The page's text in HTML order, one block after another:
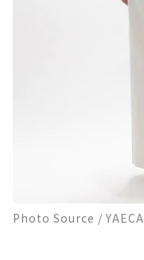
Photo Source / YAECA